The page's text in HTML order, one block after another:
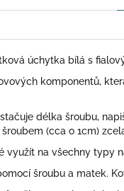
úchytka bílá s
komponentů,
délka šroubu,
(cca o 1cm)
využít na všechny typy
šroubu a matek.